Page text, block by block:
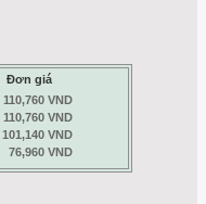
Đơn giá
110,760 VND
110,760 VND
101,140 VND
76,960 VND